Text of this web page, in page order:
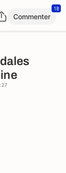
Commenter
18